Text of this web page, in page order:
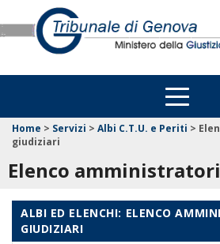
Home > Servizi > Albi C.T.U. e Periti >
giudiziari
Elenco
ALBI ED ELENCHI: ELENCO
GIUDIZIARI